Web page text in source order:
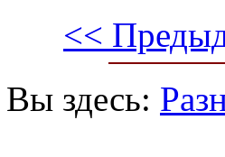
<<
Вы здесь: